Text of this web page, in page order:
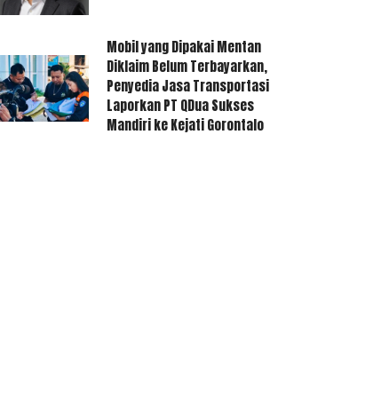
Mobil yang Dipakai Mentan
Diklaim Belum Terbayarkan,
Penyedia Jasa Transportasi
Laporkan PT QDua Sukses
Mandiri ke Kejati Gorontalo